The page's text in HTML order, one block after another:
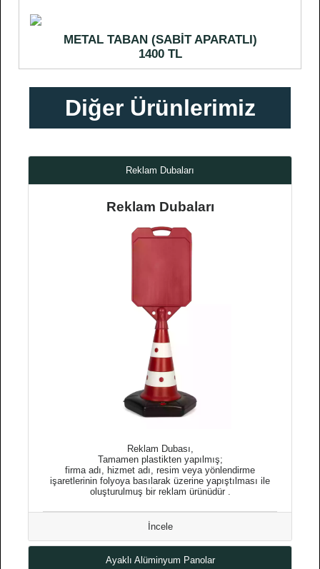
METAL TABAN (SABİT APARATLI)
1400 TL
Diğer Ürünlerimiz
Reklam Dubaları
Reklam Dubaları
Reklam Dubası,
Tamamen plastikten yapılmış;
firma adı, hizmet adı, resim veya yönlendirme
işaretlerinin folyoya basılarak üzerine yapıştılması ile
oluşturulmuş bir reklam ürünüdür .
İncele
Ayaklı Alüminyum Panolar